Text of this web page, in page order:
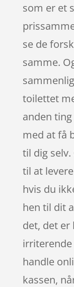
som er et
se de
samme.
toilettet
anden
med at få
til dig
til at
hvis du
hen til dit
det, det er
irriterende
handle
kassen,